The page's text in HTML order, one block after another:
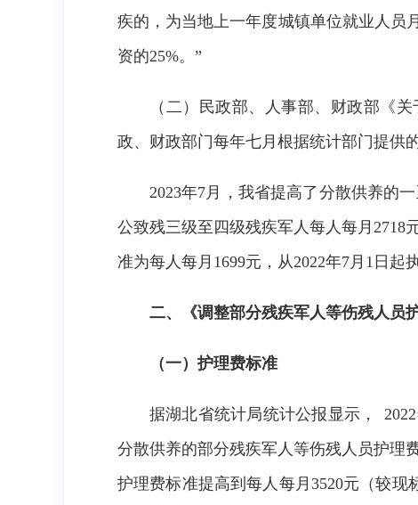
疾的，为当地上一年度城镇单位就业人员
资的25%。 ”
（二）民政部、人事部、财政部《
政、财政部门每年七月根据统计部门提供
2023年7 月，我省提高了分散供养的
公致残三级至四级残疾军人每人每月 2718
准为每人每月 1699元，从2022年7月1日起
二、《调整部分残疾军人等伤残人员
（一）护理费标准
据湖北省统计局统计公报显示， 2022
分散供养的部分残疾军人等伤残人员护理
护理费标准提高到每人每月 3520元（较现